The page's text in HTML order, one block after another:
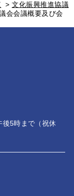
> 文化振興推進協議
会会議概要及び会
後5時まで（祝休